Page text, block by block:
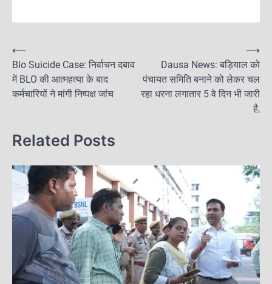
c
b
o
o
st
d
o
n
ai ar
P
o
s
a
v
g
a
o
⟵
Blo Suicide Case: निर्वाचन दबाव
में BLO की आत्महत्या के बाद
कर्मचारियों ने मांगी निष्पक्ष जांच
Dausa News: बड़ियाल को
पंचायत समिति बनाने को लेकर चल
रहा धरना लगातार 5 वे दिन भी जारी
है,
⟶
Related Posts